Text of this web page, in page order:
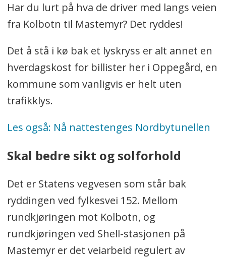
Har du lurt på hva de driver med langs veien
fra Kolbotn til Mastemyr? Det ryddes!
Det å stå i kø bak et lyskryss er alt annet en
hverdagskost for billister her i Oppegård, en
kommune som vanligvis er helt uten
trafikklys.
Les også: Nå nattestenges Nordbytunellen
Skal bedre sikt og solforhold
Det er Statens vegvesen som står bak
ryddingen ved fylkesvei 152. Mellom
rundkjøringen mot Kolbotn, og
rundkjøringen ved Shell-stasjonen på
Mastemyr er det veiarbeid regulert av